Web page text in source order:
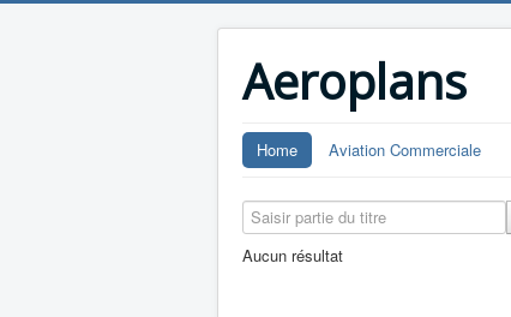
Aeroplans
Home Aviation Commerciale
Saisir partie du titre
Aucun résultat